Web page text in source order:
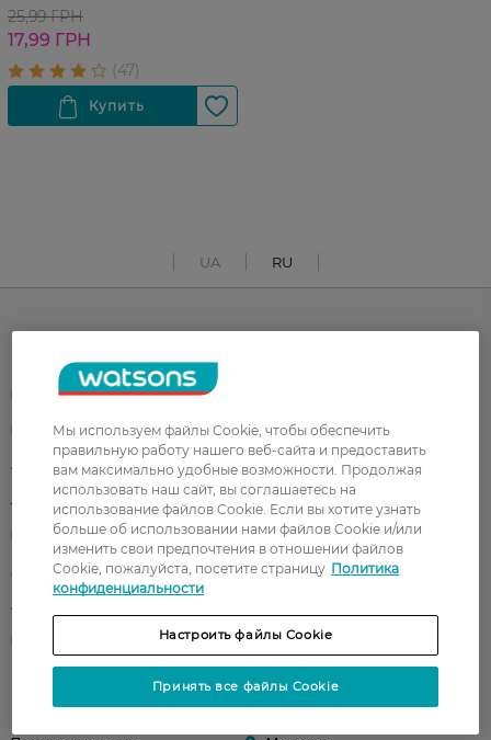
25,99 ГРН
17,99 ГРН
UA RU
Каталог
Корейская косметика
Парфюмерия Здоровье
Акции Макияж
Лицо Тело
Подарки Детям
Волосы
Аксессуары
Клиентам
Мы используем файлы Cookie, чтобы обеспечить
правильную работу нашего веб-сайта и предоставить
вам максимально удобные возможности. Продолжая
использовать наш сайт, вы соглашаетесь на
использование файлов Cookie. Если вы хотите узнать
больше об использовании нами файлов Cookie и/или
изменить свои предпочтения в отношении файлов
Cookie, пожалуйста, посетите страницу Политика
конфиденциальности
Настроить файлы Cookie
Принять все файлы Cookie